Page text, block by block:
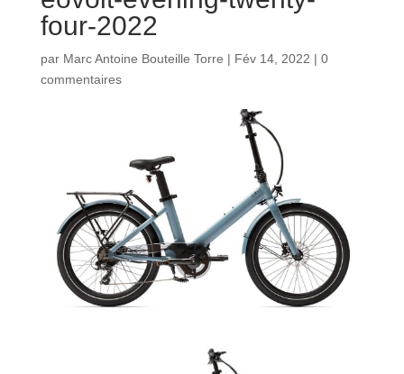
four-2022
par Marc Antoine Bouteille Torre | Fév 14, 2022 | 0
commentaires